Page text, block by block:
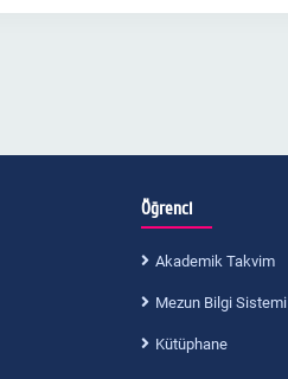
Öğrenci
Akademik Takvim
Mezun Bilgi Sistemi
Kütüphane